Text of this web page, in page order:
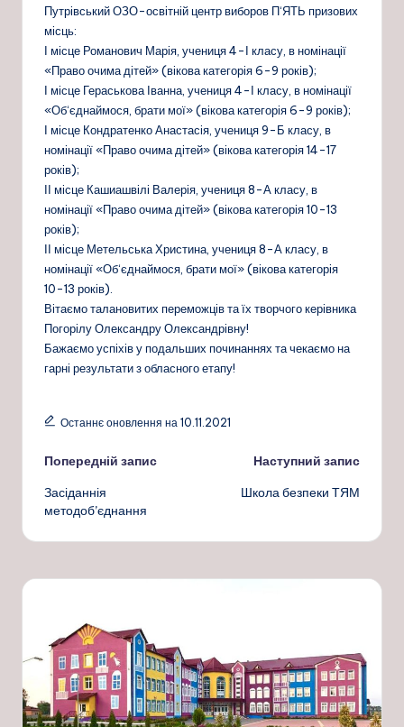
Путрівський ОЗО-освітній центр виборов П‘ЯТЬ призових
місць:
І місце Романович Марія, учениця 4-І класу, в номінації
«Право очима дітей» (вікова категорія 6-9 років);
І місце Гераськова Іванна, учениця 4-І класу, в номінації
«Об‘єднаймося, брати мої» (вікова категорія 6-9 років);
І місце Кондратенко Анастасія, учениця 9-Б класу, в
номінації «Право очима дітей» (вікова категорія 14-17
років);
ІІ місце Кашиашвілі Валерія, учениця 8-А класу, в
номінації «Право очима дітей» (вікова категорія 10-13
років);
ІІ місце Метельська Христина, учениця 8-А класу, в
номінації «Об‘єднаймося, брати мої» (вікова категорія
10-13 років).
Вітаємо талановитих переможців та їх творчого керівника
Погорілу Олександру Олександрівну!
Бажаємо успіхів у подальших починаннях та чекаємо на
гарні результати з обласного етапу!
Останнє оновлення на 10.11.2021
Навігація
по
запису
Попередній запис
Засіданнія
методоб’єднання
Наступний запис
Школа безпеки ТЯМ